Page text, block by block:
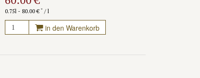
0.75l - 80.00 € */ l
in den Warenkorb